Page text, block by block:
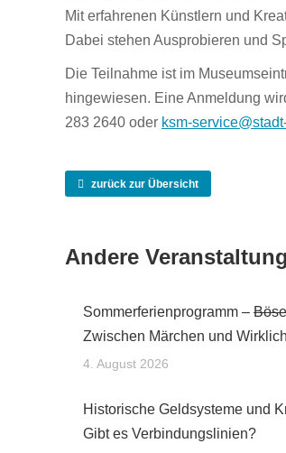
Mit erfahrenen Künstlern und
Dabei stehen Ausprobieren und
Die Teilnahme ist im
hingewiesen. Eine Anmeldung
283 2640 oder ksm-
zurück zur Übersicht
Andere
Sommerferienprogramm –
Zwischen Märchen und
4. August 2026
Historische Geldsysteme und
Gibt es Verbindungslinien?